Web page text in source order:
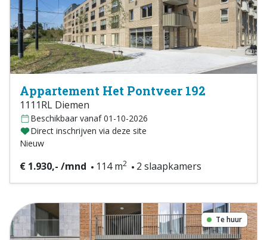
Appartement Het Pontveer 192
1111RL Diemen
Beschikbaar vanaf 01-10-2026
Direct inschrijven via deze site
Nieuw
€ 1.930,- /mnd 114 m2 2 slaapkamers
Te huur